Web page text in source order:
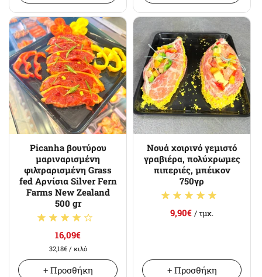
Picanha βουτύρου
μαριναρισμένη
φιλτραρισμένη Grass
fed Αρνίσια Silver Fern
Farms New Zealand
500 gr
16,09€
32,18€ / κιλό
+ Προσθήκη
Νουά χοιρινό γεμιστό
γραβιέρα, πολύχρωμες
πιπεριές, μπέικον
750γρ
9,90€ / τμχ.
+ Προσθήκη